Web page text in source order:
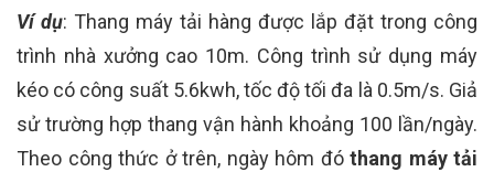
Ví dụ: Thang máy tải hàng được lắp đặt trong công
trình nhà xưởng cao 10m. Công trình sử dụng máy
kéo có công suất 5.6kwh, tốc độ tối đa là 0.5m/s. Giả
sử trường hợp thang vận hành khoảng 100 lần/ngày.
Theo công thức ở trên, ngày hôm đó thang máy tải